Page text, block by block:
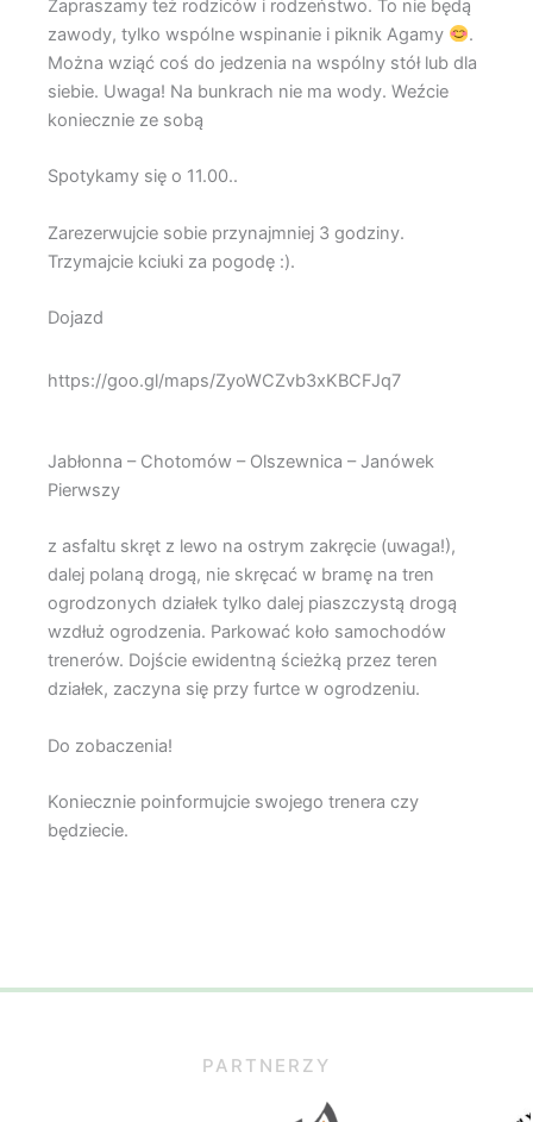
Zapraszamy też rodziców i rodzeństwo. To nie będą
zawody, tylko wspólne wspinanie i piknik Agamy
.
Można wziąć coś do jedzenia na wspólny stół lub dla
siebie. Uwaga! Na bunkrach nie ma wody. Weźcie
koniecznie ze sobą
Spotykamy się o 11.00..
Zarezerwujcie sobie przynajmniej 3 godziny.
Trzymajcie kciuki za pogodę :).
Dojazd
https://goo.gl/maps/ZyoWCZvb3xKBCFJq7
Jabłonna – Chotomów – Olszewnica – Janówek
Pierwszy
z asfaltu skręt z lewo na ostrym zakręcie (uwaga!),
dalej polaną drogą, nie skręcać w bramę na tren
ogrodzonych działek tylko dalej piaszczystą drogą
wzdłuż ogrodzenia. Parkować koło samochodów
trenerów. Dojście ewidentną ścieżką przez teren
działek, zaczyna się przy furtce w ogrodzeniu.
Do zobaczenia!
Koniecznie poinformujcie swojego trenera czy
będziecie.
PARTNERZY